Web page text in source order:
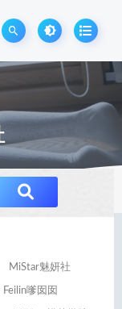
Notice
MiStar魅妍社
Feilin嗲囡囡